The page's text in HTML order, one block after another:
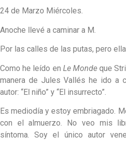
24 de Marzo Miércoles.
Anoche llevé a caminar a M.
Por las calles de las putas, pero
Como he leído en Le Mondeque
manera de Jules Vallés he ido a
autor: “El niño” y “El insurrecto”.
Es mediodía y estoy embriagado.
con el almuerzo. No veo mis
síntoma. Soy el único autor